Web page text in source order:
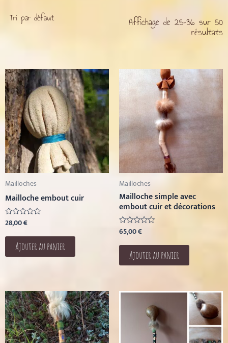
Affichage de 25–36 sur 50
résultats
Mailloches
Mailloche embout cuir
Note
28,00€
Ajouter au panier
Mailloches
Mailloche simple avec
embout cuir et décorations
Note
65,00€
Ajouter au panier